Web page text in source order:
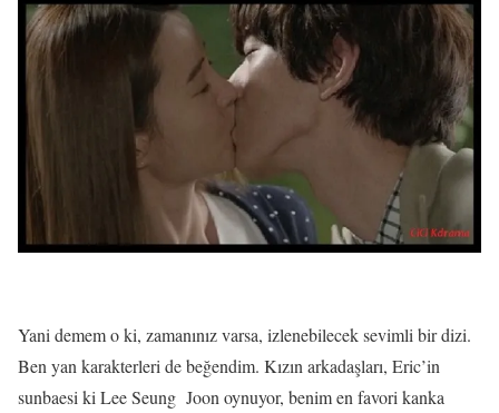
Yani demem o ki, zamanınız varsa, izlenebilecek sevimli bir dizi.
Ben yan karakterleri de beğendim. Kızın arkadaşları, Eric’in
sunbaesi ki Lee Seung Joon oynuyor, benim en favori kanka